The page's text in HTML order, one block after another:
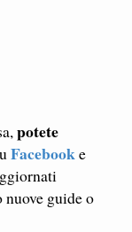
potete
Facebooke
guide o